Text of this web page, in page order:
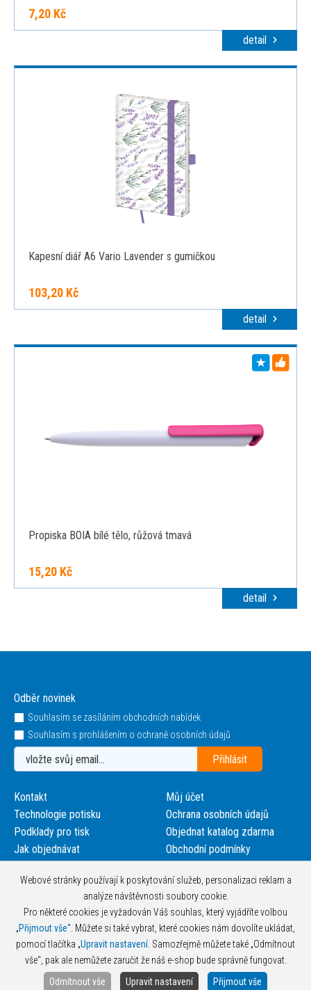
po celém obvodu, přírodní
7,20 Kč
detail
Kapesní diář A6 Vario Lavender s gumičkou
103,20 Kč
detail
Propiska BOIA bílé tělo, růžová tmavá
15,20 Kč
detail
Webové stránky používají k poskytování služeb, personalizaci reklam a
analýze návštěvnosti soubory cookie.
Pro některé cookies je vyžadován Váš souhlas, který vyjádříte volbou
„Přijmout vše“. Můžete si také vybrat, které cookies nám dovolíte ukládat,
pomocí tlačítka „Upravit nastavení. Samozřejmě můžete také „Odmítnout
vše“, pak ale nemůžete zaručit že náš e-shop bude správně fungovat.
Odmítnout vše
Upravit nastavení Přijmout vše
Odběr novinek
Souhlasím se zasíláním obchodních nabídek
Souhlasím s prohlášením o ochraně osobních údajů
Kontakt
Technologie potisku
Podklady pro tisk
Jak objednávat
Můj účet
Ochrana osobních údajů
Objednat katalog zdarma
Obchodní podmínky